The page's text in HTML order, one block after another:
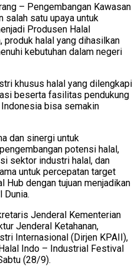
– Pengembangan Kawasan
salah satu upaya untuk
Produsen Halal
produk halal yang dihasilkan
kebutuhan dalam negeri
khusus halal yang dilengkapi
beserta fasilitas pendukung
bisa semakin
dan sinergi untuk
potensi halal,
sektor industri halal, dan
untuk percepatan target
Hub dengan tujuan menjadikan
Dunia.
Jenderal Kementerian
Jenderal Ketahanan,
Internasional (Dirjen KPAII),
Indo – Industrial Festival
(28/9).